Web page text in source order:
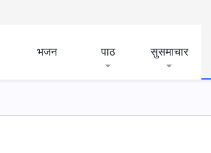
भजन पाठ सुसमाचार